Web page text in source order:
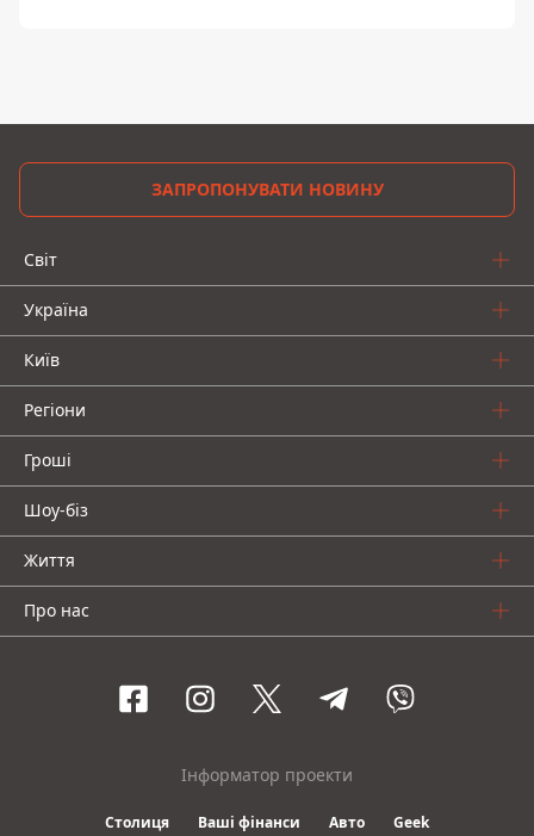
ЗАПРОПОНУВАТИ НОВИНУ
Світ
Україна
Київ
Регіони
Гроші
Шоу-біз
Життя
Про нас
Інформатор проекти
Столиця Ваші фінанси Авто Geek